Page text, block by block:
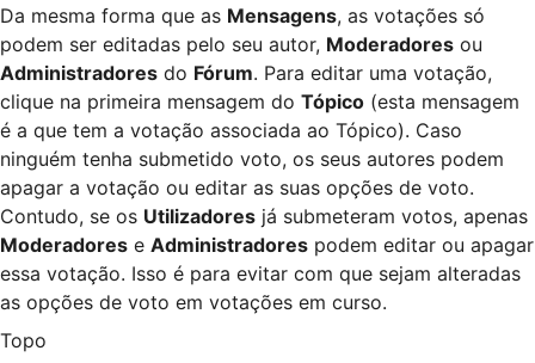
Da mesma forma que as Mensagens, as votações só
podem ser editadas pelo seu autor, Moderadores ou
Administradores do Fórum. Para editar uma votação,
clique na primeira mensagem do Tópico (esta mensagem
é a que tem a votação associada ao Tópico). Caso
ninguém tenha submetido voto, os seus autores podem
apagar a votação ou editar as suas opções de voto.
Contudo, se os Utilizadores já submeteram votos, apenas
Moderadores e Administradores podem editar ou apagar
essa votação. Isso é para evitar com que sejam alteradas
as opções de voto em votações em curso.
Topo